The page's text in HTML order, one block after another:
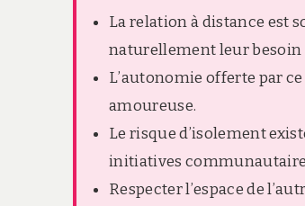
La relation à distance est
naturellement leur besoin
L’autonomie offerte par
amoureuse.
Le risque d’isolement
initiatives
Respecter l’espace de